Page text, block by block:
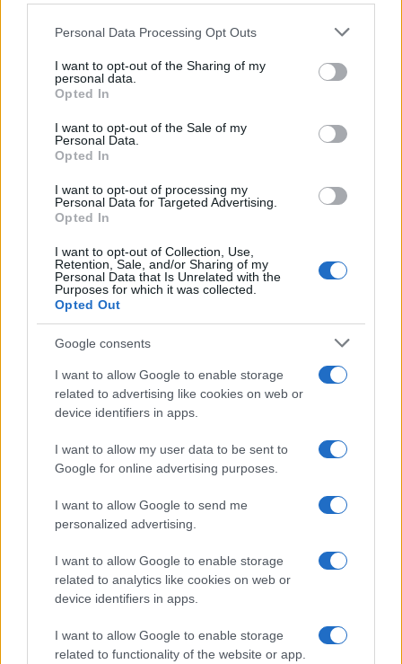
Please note that this website/app uses one or more Google
not limited to your visit or usage behaviour. You may click to
grant or deny consent to Google and its third-party tags to
use your data for below specified purposes in below Google
consent section.
Personal Data Processing Opt Outs
I want to opt-out of the Sharing of my
personal data.
Opted In
I want to opt-out of the Sale of my
Personal Data.
Opted In
I want to opt-out of processing my
Personal Data for Targeted Advertising.
Opted In
I want to opt-out of Collection, Use,
Retention, Sale, and/or Sharing of my
Personal Data that Is Unrelated with the
Purposes for which it was collected.
Opted Out
Google consents
I want to allow Google to enable storage
related to advertising like cookies on web or
device identifiers in apps.
I want to allow my user data to be sent to
Google for online advertising purposes.
I want to allow Google to send me
personalized advertising.
I want to allow Google to enable storage
related to analytics like cookies on web or
device identifiers in apps.
I want to allow Google to enable storage
related to functionality of the website or app.
alkotják, a bostoni Berklee Schoolban végzett
zongoraművész, Káel Norbert átiratában a dalok a jazz
hangzásvilágával megfűszerezve, eddig sosem hallott
nagybőgős és Lakatos „Pecek” András dobos mellett
Kovács Miron csellóművészt is a színpadon köszönthetik
majd a fesztivál látogatói.
amerikai szaxofonos, zenekarvezető és zeneszerző, Ravi
Coltrane, aki – noha vezeték- és keresztnevét is világhírű
muzsikusok után kapta –egyéni hangjával és
megkérdőjelezhetetlen tehetségével írta be magát a
modern jazztörténetbe. Ez alkalommal egy meglehetősen
személyes műsorral készül: nem saját szerzeményeit hozza
el a közönségnek, hanem pályafutása során először szülei,
John és Alice Coltrane emléke és feledhetetlen zenei
öröksége előtt tiszteleg egy egész estés műsorral három
nagybőgős, Rashaan Carter, a virtuóz izraeli zongorista, Gadi
közreműködésével.
koncertjein,hogy a jazz és a klasszikus zene közötti átjárás